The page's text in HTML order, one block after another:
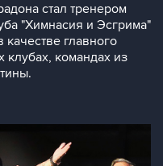
стал тренером
"Химнасия и Эсгрима"
главного
клубах, командах из